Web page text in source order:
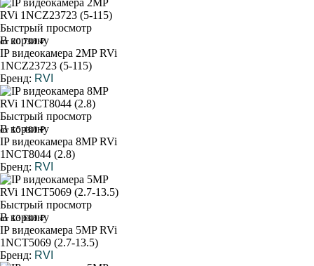
Быстрый просмотр
В корзину
от 20 700 ₽
IP видеокамера 2MP RVi
1NCZ23723 (5-115)
Бренд: RVI
Быстрый просмотр
В корзину
от 15 400 ₽
IP видеокамера 8MP RVi
1NCT8044 (2.8)
Бренд: RVI
Быстрый просмотр
В корзину
от 13 600 ₽
IP видеокамера 5MP RVi
1NCT5069 (2.7-13.5)
Бренд: RVI